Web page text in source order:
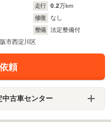
走行 0.2万km
修復
なし
整備
法定整備付
市西淀川区
頼
古車センター